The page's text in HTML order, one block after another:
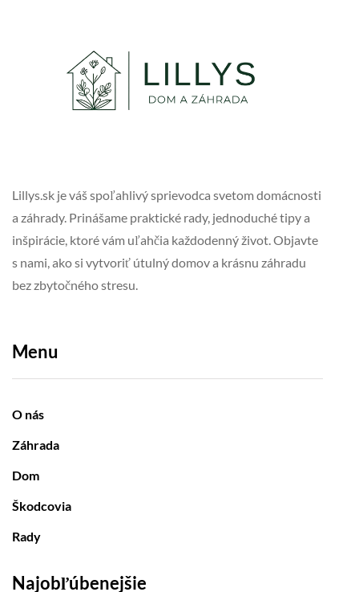
Lillys.sk je váš spoľahlivý sprievodca svetom domácnosti
a záhrady. Prinášame praktické rady, jednoduché tipy a
inšpirácie, ktoré vám uľahčia každodenný život. Objavte
s nami, ako si vytvoriť útulný domov a krásnu záhradu
bez zbytočného stresu.
Menu
O nás
Záhrada
Dom
Škodcovia
Rady
Najobľúbenejšie